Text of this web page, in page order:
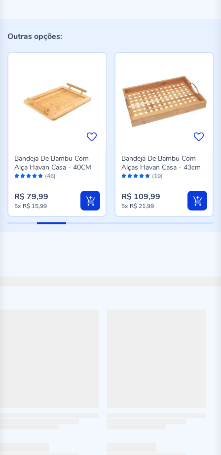
Outras opções:
Avaliação: (46)
Bandeja De Bambu Com
Alça Havan Casa - 40CM
R$ 79,99
5x R$ 15,99
Avaliação: (19)
Bandeja De Bambu Com
Alças Havan Casa - 43cm
R$ 109,99
5x R$ 21,99